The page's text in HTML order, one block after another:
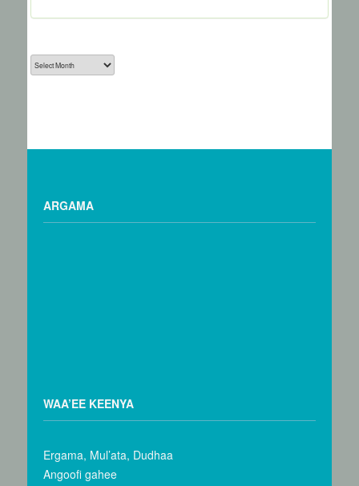
ARGAMA
WAA’EE KEENYA
Ergama, Mul’ata, Dudhaa
Angoofi gahee